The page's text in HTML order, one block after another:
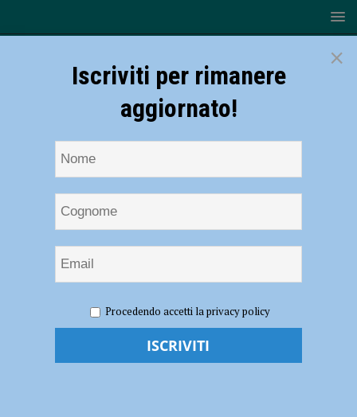
per Carlotta Cipressi e Francesca Barale un’esperienza mondiale in
Ciclismo, per Carlotta Cipressi e
×
Iscriviti per rimanere
aggiornato!
Procedendo accetti la privacy policy